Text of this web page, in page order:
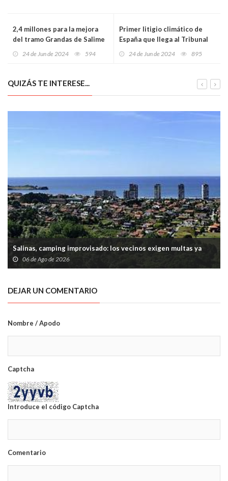
2,4 millones para la mejora
del tramo Grandas de Salime
24 de Jun de 2024 594
Primer litigio climático de
España que llega al Tribunal
24 de Jun de 2024 895
QUIZÁS TE INTERESE...
Salinas, camping improvisado: los vecinos exigen multas ya
06 de Ago de 2026
DEJAR UN COMENTARIO
Nombre / Apodo
Captcha
Introduce el código Captcha
Comentario